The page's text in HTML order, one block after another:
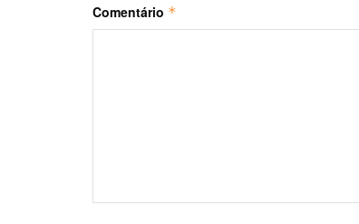
Comentário *